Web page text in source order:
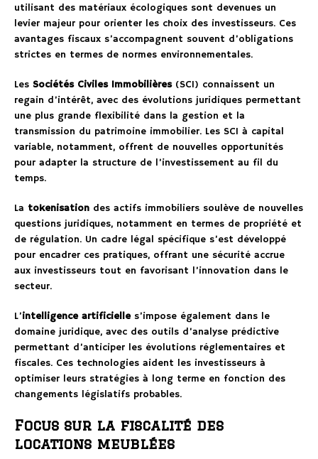
utilisant des matériaux écologiques sont devenues un
levier majeur pour orienter les choix des investisseurs. Ces
avantages fiscaux s’accompagnent souvent d’obligations
strictes en termes de normes environnementales.
Les Sociétés Civiles Immobilières(SCI) connaissent un
regain d’intérêt, avec des évolutions juridiques permettant
une plus grande flexibilité dans la gestion et la
transmission du patrimoine immobilier. Les SCI à capital
variable, notamment, offrent de nouvelles opportunités
pour adapter la structure de l’investissement au fil du
temps.
La tokenisation des actifs immobiliers soulève de nouvelles
questions juridiques, notamment en termes de propriété et
de régulation. Un cadre légal spécifique s’est développé
pour encadrer ces pratiques, offrant une sécurité accrue
aux investisseurs tout en favorisant l’innovation dans le
secteur.
L’intelligence artificielles’impose également dans le
domaine juridique, avec des outils d’analyse prédictive
permettant d’anticiper les évolutions réglementaires et
fiscales. Ces technologies aident les investisseurs à
optimiser leurs stratégies à long terme en fonction des
changements législatifs probables.
Focus sur la fiscalité des
locations meublées